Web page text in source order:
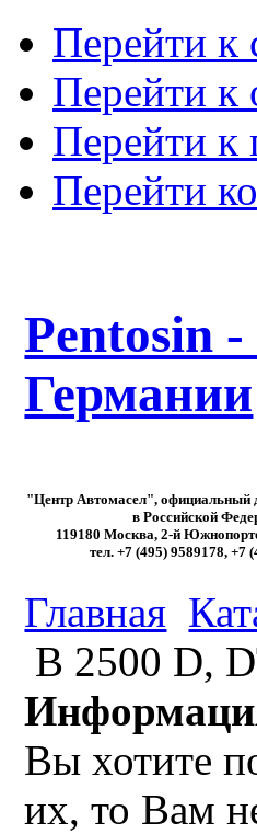
Перейти к
Перейти к
Перейти к
Перейти
Pentosin
Германии
"Центр Автомасел", официальный
в Российской
119180 Москва, 2-й
тел. +7 (495) 9589178, +7
Главная
B 2500 D,
Вы хотите
их, то Вам